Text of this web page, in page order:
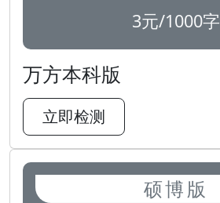
3元/1000字
万方本科版
立即检测
硕博版